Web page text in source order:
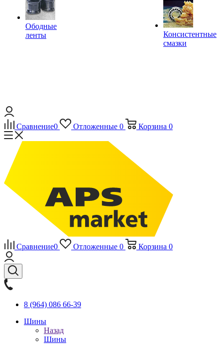
Ободные
ленты
Консистентные
смазки
Сравнение0 Отложенные 0 Корзина 0
Сравнение0 Отложенные 0 Корзина 0
8 (964) 086 66-39
Шины
Назад
Шины